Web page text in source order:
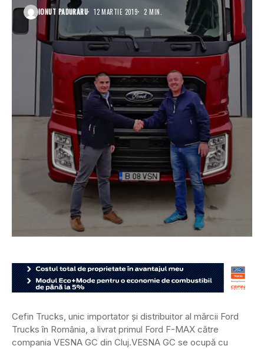
IONUT PADURARU 12 MARTIE 2019 2 MIN.
Cefin Trucks, unic importator și distribuitor al mărcii Ford
Trucks în România, a livrat primul Ford F-MAX către
compania VESNA GC din Cluj.VESNA GC se ocupă cu